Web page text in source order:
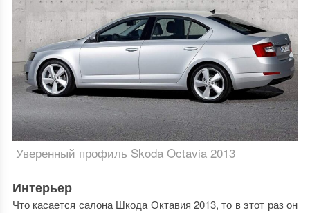
Уверенный профиль Skoda Octavia 2013
Интерьер
Что касается салона Шкода Октавия 2013, то в этот раз он